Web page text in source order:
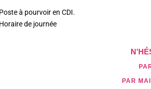
à pourvoir en CDI.
de journée
PAR